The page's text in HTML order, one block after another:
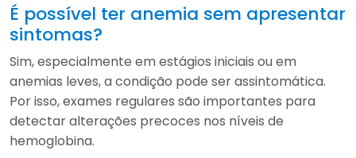
É possível ter anemia sem apresentar
sintomas?
Sim, especialmente em estágios iniciais ou em
anemias leves, a condição pode ser assintomática.
Por isso, exames regulares são importantes para
detectar alterações precoces nos níveis de
hemoglobina.